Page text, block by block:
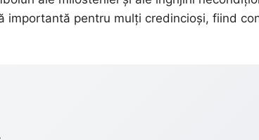
importantă pentru mulți credincioși, fiind